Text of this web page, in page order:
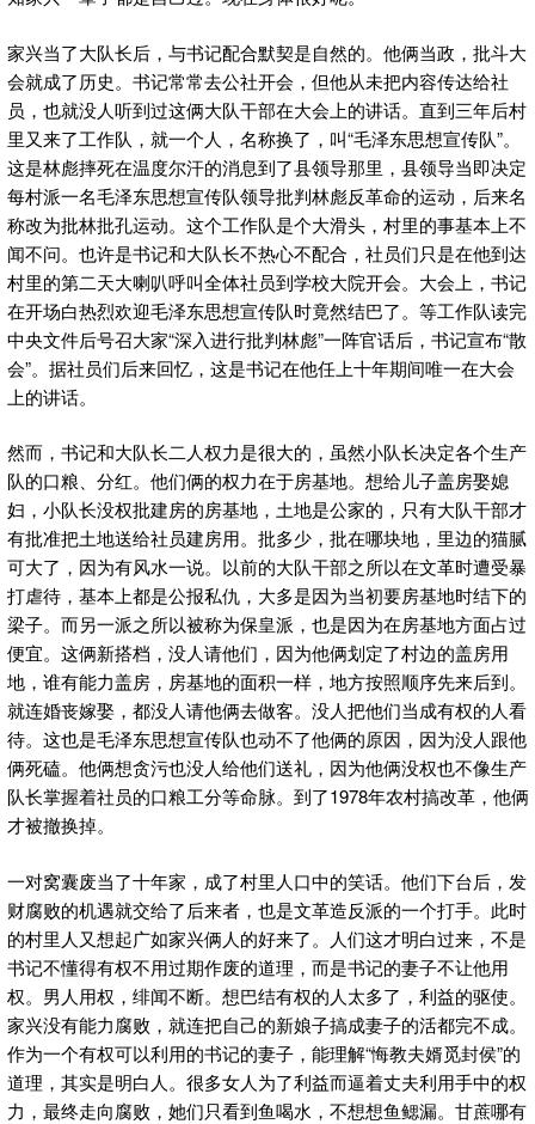
家兴当了大队长后，与书记配合默契是自然的。他俩当政，批斗大
会就成了历史。书记常常去公社开会，但他从未把内容传达给社
员，也就没人听到过这俩大队干部在大会上的讲话。直到三年后村
里又来了工作队，就一个人，名称换了，叫“毛泽东思想宣传队”。
这是林彪摔死在温度尔汗的消息到了县领导那里，县领导当即决定
每村派一名毛泽东思想宣传队领导批判林彪反革命的运动，后来名
称改为批林批孔运动。这个工作队是个大滑头，村里的事基本上不
闻不问。也许是书记和大队长不热心不配合，社员们只是在他到达
村里的第二天大喇叭呼叫全体社员到学校大院开会。大会上，书记
在开场白热烈欢迎毛泽东思想宣传队时竟然结巴了。等工作队读完
中央文件后号召大家“深入进行批判林彪”一阵官话后，书记宣布“散
会”。据社员们后来回忆，这是书记在他任上十年期间唯一在大会
上的讲话。
然而，书记和大队长二人权力是很大的，虽然小队长决定各个生产
队的口粮、分红。他们俩的权力在于房基地。想给儿子盖房娶媳
妇，小队长没权批建房的房基地，土地是公家的，只有大队干部才
有批准把土地送给社员建房用。批多少，批在哪块地，里边的猫腻
可大了，因为有风水一说。以前的大队干部之所以在文革时遭受暴
打虐待，基本上都是公报私仇，大多是因为当初要房基地时结下的
梁子。而另一派之所以被称为保皇派，也是因为在房基地方面占过
便宜。这俩新搭档，没人请他们，因为他俩划定了村边的盖房用
地，谁有能力盖房，房基地的面积一样，地方按照顺序先来后到。
就连婚丧嫁娶，都没人请他俩去做客。没人把他们当成有权的人看
待。这也是毛泽东思想宣传队也动不了他俩的原因，因为没人跟他
俩死磕。他俩想贪污也没人给他们送礼，因为他俩没权也不像生产
队长掌握着社员的口粮工分等命脉。到了1978年农村搞改革，他俩
才被撤换掉。
一对窝囊废当了十年家，成了村里人口中的笑话。他们下台后，发
财腐败的机遇就交给了后来者，也是文革造反派的一个打手。此时
的村里人又想起广如家兴俩人的好来了。人们这才明白过来，不是
书记不懂得有权不用过期作废的道理，而是书记的妻子不让他用
权。男人用权，绯闻不断。想巴结有权的人太多了，利益的驱使。
家兴没有能力腐败，就连把自己的新娘子搞成妻子的活都完不成。
作为一个有权可以利用的书记的妻子，能理解“悔教夫婿觅封侯”的
道理，其实是明白人。很多女人为了利益而逼着丈夫利用手中的权
力，最终走向腐败，她们只看到鱼喝水，不想想鱼鳃漏。甘蔗哪有